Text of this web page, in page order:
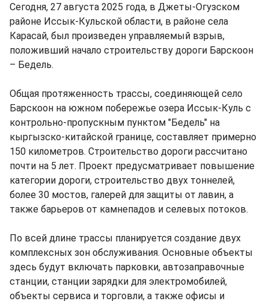
Сегодня, 27 августа 2025 года, в Джеты-Огузском
районе Иссык-Кульской области, в районе села
Карасай, был произведен управляемый взрыв,
положивший начало строительству дороги Барскоон
– Бедель.
Общая протяженность трассы, соединяющей село
Барскоон на южном побережье озера Иссык-Куль с
контрольно-пропускным пунктом "Бедель" на
кыргызско-китайской границе, составляет примерно
150 километров. Строительство дороги рассчитано
почти на 5 лет. Проект предусматривает повышение
категории дороги, строительство двух тоннелей,
более 30 мостов, галерей для защиты от лавин, а
также барьеров от камнепадов и селевых потоков.
По всей длине трассы планируется создание двух
комплексных зон обслуживания. Основные объекты
здесь будут включать парковки, автозаправочные
станции, станции зарядки для электромобилей,
объекты сервиса и торговли, а также офисы и